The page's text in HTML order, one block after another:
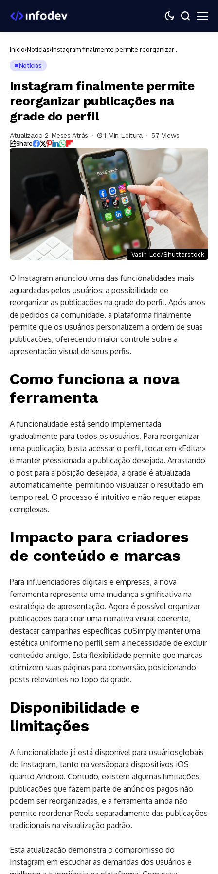
Início Notícias Instagram finalmente permite reorganizar
Notícias
Instagram finalmente permite
reorganizar publicações na
grade do perfil
Atualizado 2 Meses Atrás 1 Min Leitura 57 Views
Share
Vasin Lee/Shutterstock
O Instagram anunciou uma das funcionalidades mais
aguardadas pelos usuários: a possibilidade de
reorganizar as publicações na grade do perfil. Após anos
de pedidos da comunidade, a plataforma finalmente
permite que os usuários personalizem a ordem de suas
publicações, oferecendo maior controle sobre a
apresentação visual de seus perfis.
Como funciona a nova
ferramenta
A funcionalidade está sendo implementada
gradualmente para todos os usuários. Para reorganizar
uma publicação, basta acessar o perfil, tocar em «Editar»
e manter pressionada a publicação desejada. Arrastando
o post para a posição desejada, a grade é atualizada
automaticamente, permitindo visualizar o resultado em
tempo real. O processo é intuitivo e não requer etapas
complexas.
Impacto para criadores
de conteúdo e marcas
Para influenciadores digitais e empresas, a nova
ferramenta representa uma mudança significativa na
estratégia de apresentação. Agora é possível organizar
publicações para criar uma narrativa visual coerente,
destacar campanhas específicas ouSimply manter uma
estética uniforme no perfil sem a necessidade de excluir
conteúdo antigo. Esta flexibilidade permite que marcas
otimizem suas páginas para conversão, posicionando
posts relevantes no topo da grade.
Disponibilidade e
limitações
A funcionalidade já está disponível para usuáriosglobais
do Instagram, tanto na versãopara dispositivos iOS
quanto Android. Contudo, existem algumas limitações:
publicações que fazem parte de anúncios pagos não
podem ser reorganizadas, e a ferramenta ainda não
permite reordenar Reels separadamente das publicações
tradicionais na visualização padrão.
Esta atualização demonstra o compromisso do
Instagram em escuchar as demandas dos usuários e